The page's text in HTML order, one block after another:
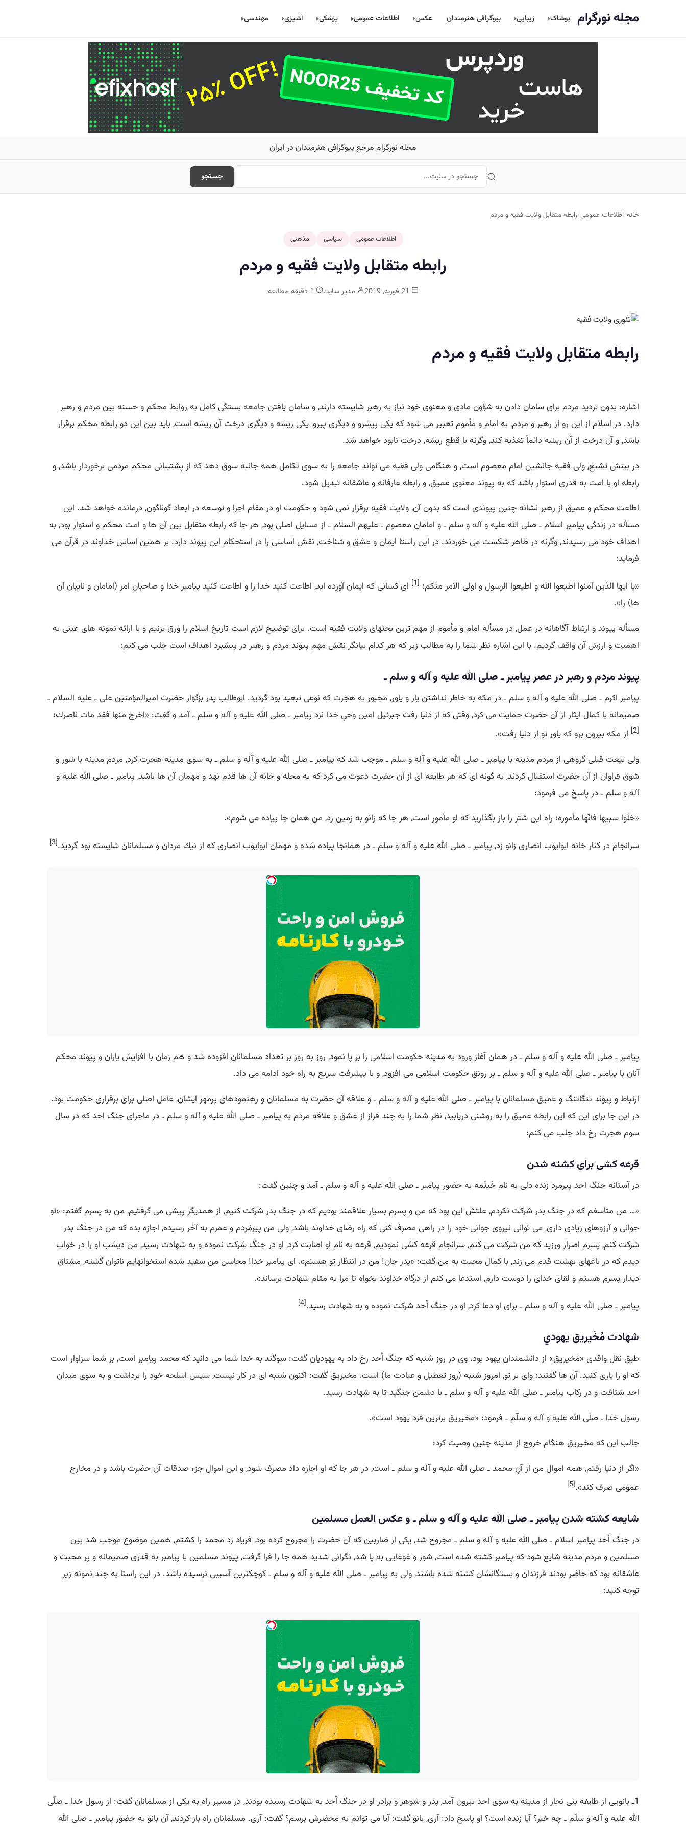
مجله نورگرام پوشاک زیبایی بیوگرافی هنرمندان عکس اطلاعات عمومی پزشکی آشپزی مهندسی
مجله نورگرام مرجع بیوگرافی هنرمندان در ایران
جستجو
خانه/اطلاعات عمومی/رابطه متقابل ولایت فقیه و مردم
اطلاعات عمومی سیاسی مذهبی
رابطه متقابل ولایت فقیه و مردم
مدیر سایت
رابطه متقابل ولایت فقیه و مردم
اشاره: بدون تردید مردم برای سامان دادن به شؤون مادی و معنوی خود نیاز به رهبر شایسته دارند, و سامان یافتنجامعهبستگی كامل به روابط محكم و حسنه بین مردم و رهبر
دارد. در اسلام از این رو از رهبر و مردم, به امام و مأموم تعبیر می شود كه یكی پیشرو و دیگری پیرو, یكی ریشه و دیگری درخت آن ریشه است, باید بین این دو رابطه محكم برقرار
باشد, و آن درخت از آن ریشه دائماً تغذیه كند, وگرنه با قطع ریشه, درخت نابود خواهد شد.
در بینش تشیع, ولی فقیه جانشین امام معصوم است, و هنگامی ولی فقیه می تواند جامعه را به سوی تكامل همه جانبه سوق دهد كه از پشتیبانی محكم مردمی برخوردار باشد, و
رابطه او با امت به قدری استوار باشد كه به پیوند معنوی عمیق, و رابطه عارفانه و عاشقانه تبدیل شود.
اطاعت محكم و عمیق از رهبر نشانه چنین پیوندی است كه بدون آن, ولایت فقیه برقرار نمی شود و حكومت او در مقام اجرا و توسعه در ابعاد گوناگون, درمانده خواهد شد. این
مسأله در زندگی پیامبر اسلام ـ صلی الله علیه و آله و سلم ـ و امامان معصوم ـ علیهم السلام ـ از مسایل اصلی بود, هر جا كه رابطه متقابل بین آن ها و امت محكم و استوار بود, به
اهداف خود می رسیدند, وگرنه در ظاهر شكست می خوردند. در این راستا ایمان و عشق و شناخت, نقش اساسی را در استحكام این پیوند دارد. بر همین اساس خداوند در قرآن می
فرماید:
«یا ایها الذین آمنوا اطیعوا الله و اطیعوا الرسول و اولی الامر منكم؛ [1]
ای كسانی كه ایمان آورده اید, اطاعت كنید خدا را و اطاعت كنید پیامبر خدا و صاحبان امر (امامان و نایبان آن
ها) را».
مسأله پیوند و ارتباط آگاهانه در عمل, در مسأله امام و مأموم از مهم ترین بحثهای ولایت فقیه است. برای توضیح لازم است تاریخ اسلام را ورق بزنیم و با ارائه نمونه های عینی به
اهمیتو ارزش آنواقفگردیم. با این اشاره نظر شما را به مطالب زیر كه هر كدام بیانگر نقش مهم پیوند مردم و رهبر در پیشبرد اهداف است جلب می كنم:
پیوند مردم و رهبر در عصر پیامبر ـ صلی الله علیه و آله و سلم ـ
پیامبر اكرم ـ صلی الله علیه و آله و سلم ـ در مكه به خاطر نداشتن یار و یاور, مجبور به هجرت كه نوعی تبعید بود گردید. ابوطالب پدر بزگوار حضرت امیرالمؤمنین علی ـ علیه السلام ـ
صمیمانه با كمال ایثار از آن حضرت حمایت می كرد, وقتی كه از دنیا رفت جبرئیل امین وحیِ خدا نزد پیامبر ـ صلی الله علیه و آله و سلم ـ آمد و گفت: «اخرج منها فقد مات ناصرك؛
[2]
از مكه بیرون برو كه یاور تو از دنیا رفت».
ولی بیعت قبلی گروهی از مردم مدینه با پیامبر ـ صلی الله علیه و آله و سلم ـ موجب شد كه پیامبر ـ صلی الله علیه و آله و سلم ـ به سوی مدینه هجرت كرد, مردم مدینه با شور و
شوق فراوان از آن حضرت استقبال كردند, به گونه ای كه هر طایفه ای از آن حضرت دعوت می كرد كه به محله و خانه آن ها قدم نهد و مهمان آن ها باشد, پیامبر ـ صلی الله علیه و
آله و سلم ـ در پاسخ می فرمود:
«خلّوا سبیها فانّها مأموره؛ راه این شتر را باز بگذارید كه او مأمور است, هر جا كه زانو به زمین زد, من همان جا پیاده می شوم».
سرانجام در كنار خانه ابوایوب انصاری زانو زد, پیامبر ـ صلی الله علیه و آله و سلم ـ در همانجا پیاده شده و مهمان ابوایوب انصاری كه از نیك مردان و مسلمانان شایسته بود گردید.[3]
پیامبر ـ صلی الله علیه و آله و سلم ـ در همان آغاز ورود به مدینه حكومت اسلامی را بر پا نمود, روز به روز بر تعداد مسلمانان افزوده شد و هم زمان با افزایش یاران و پیوند محكم
آنان با پیامبر ـ صلی الله علیه و آله و سلم ـ بر رونق حكومت اسلامی می افزود, و با پیشرفت سریع به راه خود ادامه می داد.
ارتباط و پیوند تنگاتنگ و عمیق مسلمانان با پیامبر ـ صلی الله علیه و آله و سلم ـ و علاقه آن حضرت به مسلمانان و رهنمودهای پرمهر ایشان, عامل اصلی برای برقراری حكومت بود.
در این جا برای این كه این رابطه عمیق را به روشنی دریابید, نظر شما را به چند فراز از عشق و علاقه مردم به پیامبر ـ صلی الله علیه و آله و سلم ـ در ماجرای جنگ احد كه در سال
سوم هجرت رخ داد جلب می كنم:
قرعه كشی برای كشته شدن
در آستانه جنگ احد پیرمرد زنده دلی به نام خَیثَمه بهحضور پیامبر ـ صلی الله علیه و آله و سلم ـ آمد و چنین گفت:
«… من متأسفم كه در جنگ بدر شركت نكردم, علتش این بود كه من و پسرم بسیار علاقمند بودیم كه در جنگ بدر شركت كنیم, از همدیگر پیشی می گرفتیم, من به پسرم گفتم: «تو
جوانی و آرزوهای زیادی داری, می توانی نیروی جوانی خود را در راهی مصرف كنی كه راه رضای خداوند باشد, ولی من پیرمَردم و عمرم به آخر رسیده, اجازه بده كه من در جنگ بدر
شركت كنم, پسرم اصرار ورزید كه من شركت می كنم, سرانجام قرعه كشی نمودیم, قرعه به نام او اصابت كرد, او در جنگ شركت نموده و به شهادت رسید, من دیشب او را در خواب
دیدم كه در باغهای بهشت قدم می زند, با كمال محبت به من گفت: «پدر جان! من در انتظار تو هستم». ای پیامبر خدا! محاسن من سفید شده استخوانهایم ناتوان گشته, مشتاق
دیدار پسرم هستم و لقای خدای را دوست دارم, استدعا می كنم از درگاه خداوند بخواه تا مرا به مقام شهادت برساند».
پیامبر ـ صلی الله علیه و آله و سلم ـ برای او دعا كرد, او در جنگ اُحد شركت نموده و به شهادت رسید.[4]
شهادت مُخَیریق يهودي
طبق نقل واقدی «مَخیریق» از دانشمندان یهود بود. وی در روز شنبه كه جنگ اُحد رخ داد به یهودیان گفت: سوگند به خدا شما می دانید كه محمد پیامبر است, بر شما سزاوار است
كه او را یاری كنید. آن ها گفتند: وای بر تو, امروز شنبه (روز تعطیل و عبادت ما) است. مخیریق گفت: اكنون شنبه ای در كار نیست, سپس اسلحه خود را برداشت و به سوی میدان
احد شتافت و در ركاب پیامبر ـ صلی الله علیه و آله و سلم ـ با دشمن جنگید تا به شهادت رسید.
رسول خدا ـ صلّی الله علیه و آله و سلّم ـ فرمود: «مخیریق برترین فرد یهود است».
جالب این كه مخیریق هنگام خروج از مدینه چنین وصیت كرد:
«اگر از دنیا رفتم, همه اموال من از آنِ محمد ـ صلی الله علیه و آله و سلم ـ است, در هر جا كه او اجازه داد مصرف شود, و این اموال جزء صدقات آن حضرت باشد و در مخارج
عمومی صرف كند».[5]
شایعه كشته شدن پیامبر ـ صلی الله علیه و آله و سلم ـ و عكس العمل مسلمین
در جنگ اُحد پیامبر اسلام ـ صلی الله علیه و آله و سلم ـ مجروح شد, یكی از ضاربین كه آن حضرت را مجروح كرده بود, فریاد زد محمد را كشتم, همین موضوع موجب شد بین
مسلمین و مردم مدینه شایع شود كه پیامبر كشته شده است, شور و غوغایی به پا شد, نگرانی شدید همه جا را فرا گرفت, پیوند مسلمین با پیامبر به قدری صمیمانه و پر محبت و
عاشقانه بود كه حاضر بودند فرزندان و بستگانشان كشته شده باشند, ولی به پیامبر ـ صلی الله علیه و آله و سلم ـ كوچكترین آسیبی نرسیده باشد. در این راستا به چند نمونه زیر
توجه كنید:
1ـ بانویی از طایفه بنی نجار از مدینه به سوی احد بیرون آمد, پدر و شوهر و برادر او در جنگ اُحد به شهادت رسیده بودند, در مسیر راه به یكی از مسلمانان گفت: از رسول خدا ـ صلّی
الله علیه و آله و سلّم ـ چه خبر؟ آیا زنده است؟ او پاسخ داد: آری, بانو گفت: آیا می توانم به محضرش برسم؟ گفت: آری. مسلمانان راه باز كردند, آن بانو به حضور پیامبر ـ صلی الله